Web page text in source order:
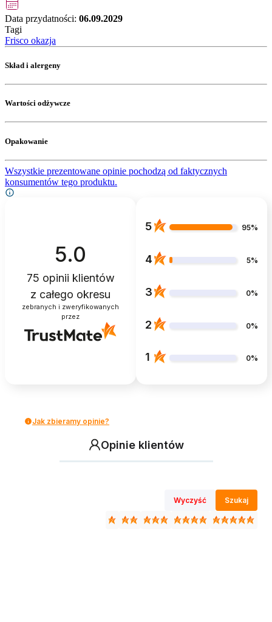
Data przydatności: 06.09.2029
Tagi
Frisco okazja
Skład i alergeny
Wartości odżywcze
Opakowanie
Wszystkie prezentowane opinie pochodzą od faktycznych
konsumentów tego produktu.
5.0
75 opinii klientów
z całego okresu
zebranych i zweryfikowanych
przez
5 95%
4 5%
3 0%
2 0%
1 0%
Jak zbieramy opinie?
Opinie klientów
Wyczyść Szukaj